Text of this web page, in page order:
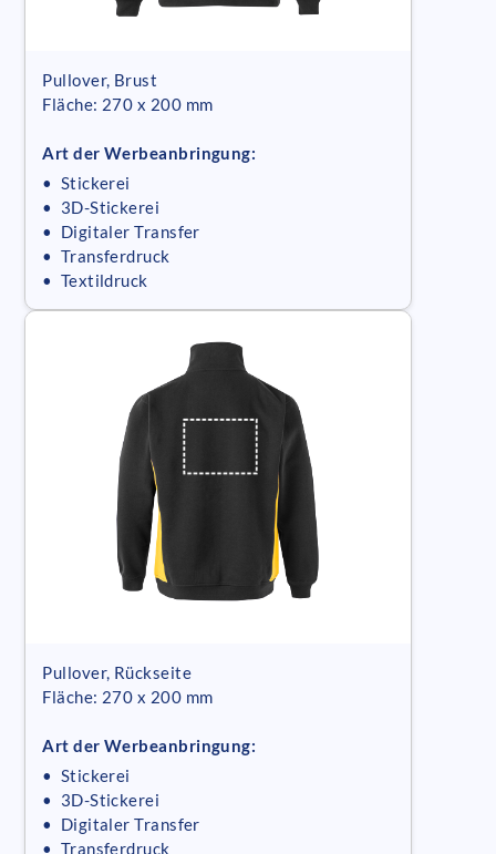
Pullover, Brust
Fläche: 270 x 200 mm
Art der Werbeanbringung:
• Stickerei
• 3D-Stickerei
• Digitaler Transfer
• Transferdruck
• Textildruck
Pullover, Rückseite
Fläche: 270 x 200 mm
Art der Werbeanbringung:
• Stickerei
• 3D-Stickerei
• Digitaler Transfer
• Transferdruck